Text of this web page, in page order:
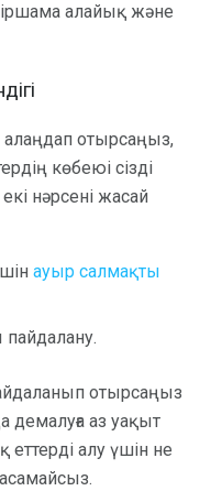
алайық және
алаңдап отырсаңыз,
көбеюі сізді
екі нәрсені жасай
ауыр салмақты
отырсаңыз
демалуға аз уақыт
алу үшін не